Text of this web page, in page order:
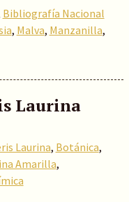
Bibliografía Nacional
, Malva, Manzanilla,
Laurina
Laurina, Botánica,
Amarilla,